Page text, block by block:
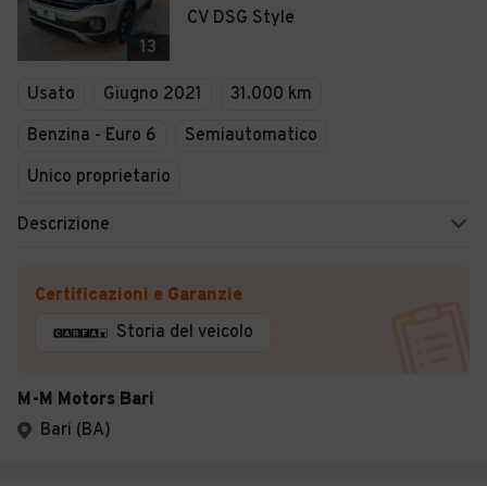
13
CV DSG Style
Usato Giugno 2021
31.000 km
Benzina - Euro 6
Semiautomatico
Unico proprietario
Descrizione
Certificazioni e Garanzie
Storia del veicolo
M-M Motors Bari
Bari (BA)